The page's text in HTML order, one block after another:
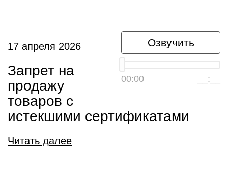
Озвучить
00:00 __:__
17 апреля 2026
Запрет на
продажу
товаров с
истекшими сертификатами
Читать далее